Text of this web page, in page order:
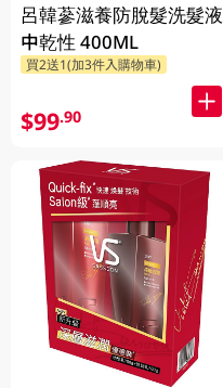
呂韓蔘滋養防脫髮洗髮液
中乾性 400ML
買2送1(加3件入購物車)
$99.90